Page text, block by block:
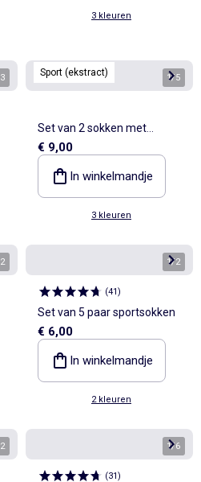
3 kleuren
3 Sport (ekstract) 1/5
Set van 2 sokken met
opschrift - (ekstract)
€ 9,00
In winkelmandje
3 kleuren
2 1/2
(41)
Set van 5 paar sportsokken
€ 6,00
In winkelmandje
2 kleuren
2 1/6
(31)